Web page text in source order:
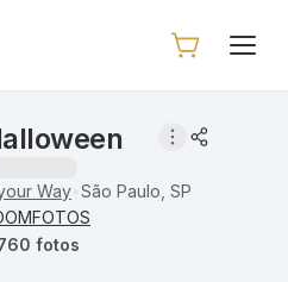
Way São Paulo, SP
fotos